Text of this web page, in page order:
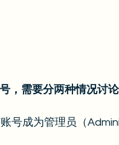
，需要分两种情况讨论
号成为管理员（